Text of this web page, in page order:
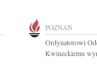
POZNAŃ
Ordynatorowi
Kwineckiemu